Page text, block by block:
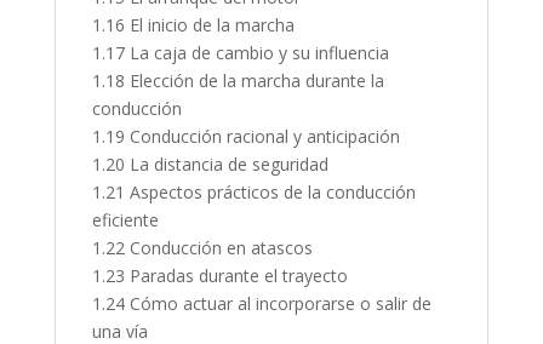
1.16 El inicio de la marcha
1.17 La caja de cambio y su influencia
1.18 Elección de la marcha durante la
conducción
1.19 Conducción racional y anticipación
1.20 La distancia de seguridad
1.21 Aspectos prácticos de la conducción
eficiente
1.22 Conducción en atascos
1.23 Paradas durante el trayecto
1.24 Cómo actuar al incorporarse o salir de
una vía